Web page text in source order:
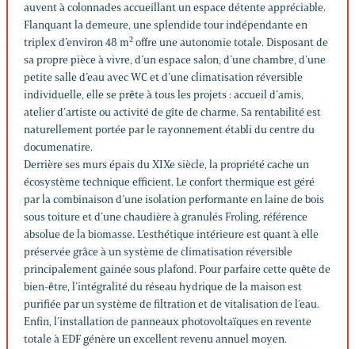
auvent à colonnades accueillant un espace détente appréciable.
Flanquant la demeure, une splendide tour indépendante en
triplex d’environ 48 m² offre une autonomie totale. Disposant de
sa propre pièce à vivre, d’un espace salon, d’une chambre, d’une
petite salle d’eau avec WC et d’une climatisation réversible
individuelle, elle se prête à tous les projets : accueil d’amis,
atelier d’artiste ou activité de gîte de charme. Sa rentabilité est
naturellement portée par le rayonnement établi du centre du
documenatire.
Derrière ses murs épais du XIXe siècle, la propriété cache un
écosystème technique efficient. Le confort thermique est géré
par la combinaison d’une isolation performante en laine de bois
sous toiture et d’une chaudière à granulés Froling, référence
absolue de la biomasse. L’esthétique intérieure est quant à elle
préservée grâce à un système de climatisation réversible
principalement gainée sous plafond. Pour parfaire cette quête de
bien-être, l’intégralité du réseau hydrique de la maison est
purifiée par un système de filtration et de vitalisation de l’eau.
Enfin, l’installation de panneaux photovoltaïques en revente
totale à EDF génère un excellent revenu annuel moyen.